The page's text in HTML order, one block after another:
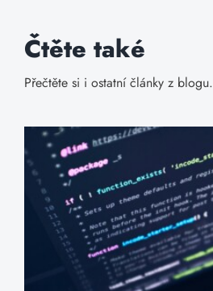
Čtěte také
Přečtěte si i ostatní články z blogu.